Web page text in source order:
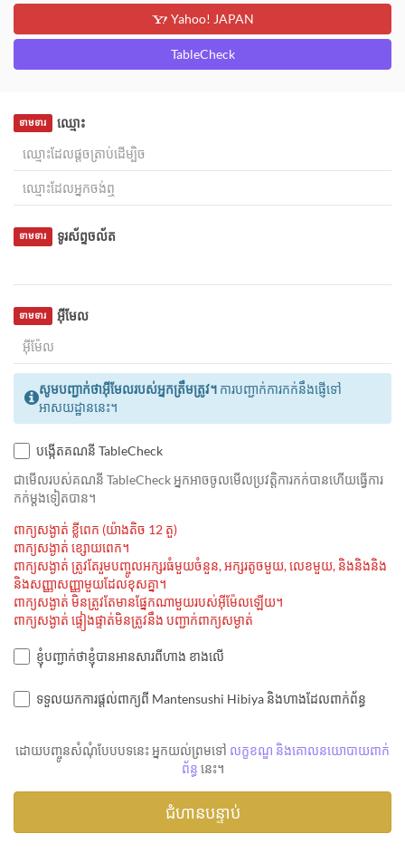
Yahoo! JAPAN
TableCheck
ឈ្មោះ
ទាមទារ
ទូរស័ព្ទចល័ត
ទាមទារ
អ៊ីមែល
ទាមទារ
សូមបញ្ជាក់ថាអ៊ីមែលរបស់អ្នកត្រឹមត្រូវ។ ការបញ្ជាក់ការកក់នឹងផ្ញើទៅ
អាសយដ្ឋាននេះ។
បង្កើតគណនី TableCheck
ជាមេីលរបស់គណនី TableCheck អ្នកអាចចូលមើលប្រវត្តិការកក់បានហើយធ្វើការ
កក់ម្ដងទៀតបាន។
ពាក្យសង្ងាត់ ខ្លីពេក (យ៉ាងតិច 12 តួ)
ពាក្យសង្ងាត់ ខ្សោយពេក។
ពាក្យសង្ងាត់ ត្រូវតែរួមបញ្ចូលអក្សរធំមួយចំនួន, អក្សរតូចមួយ, លេខមួយ, និងនិងនិង
និងសញ្ញាសញ្ញាមួយដែលខុសគ្នា។
ពាក្យសង្ងាត់ មិនត្រូវតែមានផ្នែកណាមួយរបស់អ៊ីម៉ែលឡើយ។
ពាក្យសង្ងាត់ ផ្ទៀងផ្ទាត់មិនត្រូវនឹង បញ្ជាក់ពាក្យសម្ងាត់
ខ្ញុំបញ្ជាក់ថាខ្ញុំបានអានសារពីហាង ខាងលើ
ទទួលយកការផ្តល់ពាក្យពី Mantensushi Hibiya និងហាងដែលពាក់ព័ន្ធ
ដោយបញ្ចូនសំណុំបែបបទនេះ អ្នកយល់ព្រមទៅ លក្ខខណ្ឌ និងគោលនយោបាយពាក់
ព័ន្ធ នេះ។